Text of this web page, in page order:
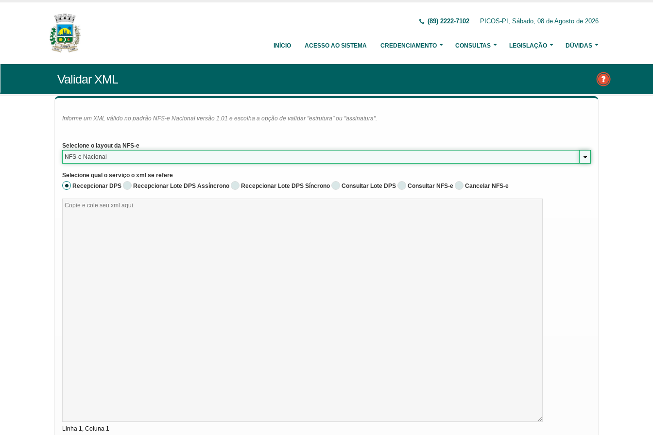
(89) 2222-7102 PICOS-PI, Sábado, 08 de Agosto de 2026
INÍCIO ACESSO AO SISTEMA CREDENCIAMENTO CONSULTAS LEGISLAÇÃO DÚVIDAS
Validar XML
Informe um XML válido no padrão NFS-e Nacional versão 1.01 e escolha a opção de validar "estrutura" ou "assinatura".
Selecione o layout da NFS-e
NFS-e Nacional
Selecione qual o serviço o xml se refere
Recepcionar DPS
Recepcionar Lote DPS Assíncrono Recepcionar Lote DPS Síncrono Consultar Lote DPS Consultar NFS-e Cancelar NFS-e
Linha 1, Coluna 1